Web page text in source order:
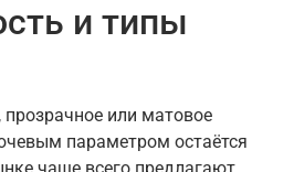
и типы
прозрачное или матовое
параметром остаётся